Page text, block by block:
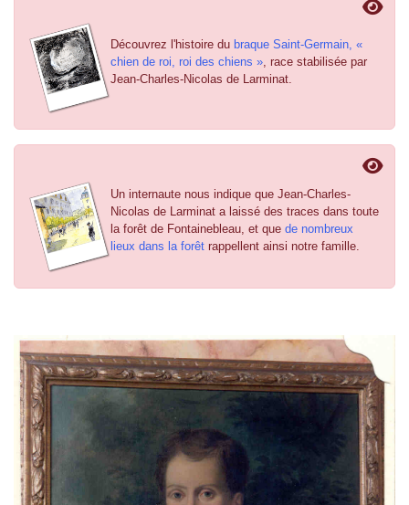
Découvrez l'histoire dubraque Saint-Germain, «
chien de roi, roi des chiens » , race stabilisée par
Jean-Charles-Nicolas de Larminat.
Un internaute nous indique que Jean-Charles-
Nicolas de Larminat a laissé des traces dans toute
la forêt de Fontainebleau, et quede nombreux
lieux dans la forêt rappellent ainsi notre famille.